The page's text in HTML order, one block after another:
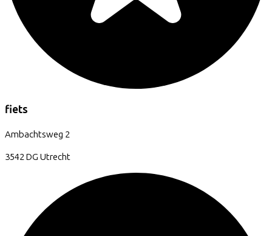
fiets
Ambachtsweg 2
3542 DG Utrecht